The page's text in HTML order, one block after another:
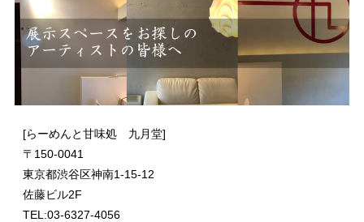
[らーめんと甘味処 九月堂]
〒 150-0041
東京都渋谷区神南1-15-12
佐藤ビル2F
TEL:03-6327-4056